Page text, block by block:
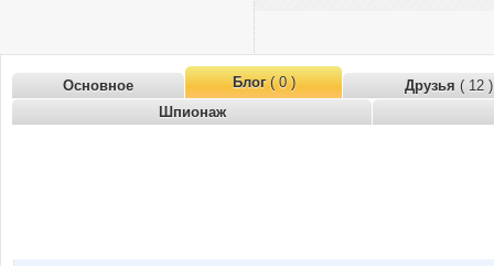
Основное Блог( 0 ) Друзья ( 12 )
Шпионаж